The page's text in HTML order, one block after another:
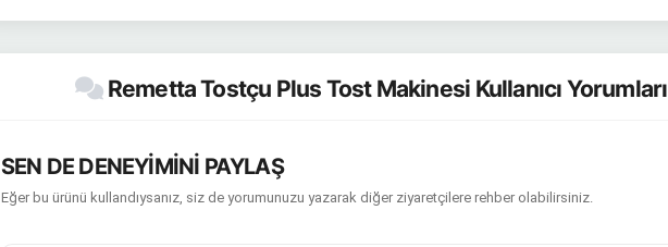
Remetta Tostçu Plus Tost Makinesi Kullanıcı Yorumları
SEN DE DENEYİMİNİ PAYLAŞ
Eğer bu ürünü kullandıysanız, siz de yorumunuzu yazarak diğer ziyaretçilere rehber olabilirsiniz.